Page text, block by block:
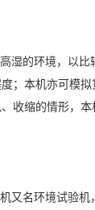
的环境，以比
；本机亦可模
收缩的情形，
又名环境试验机